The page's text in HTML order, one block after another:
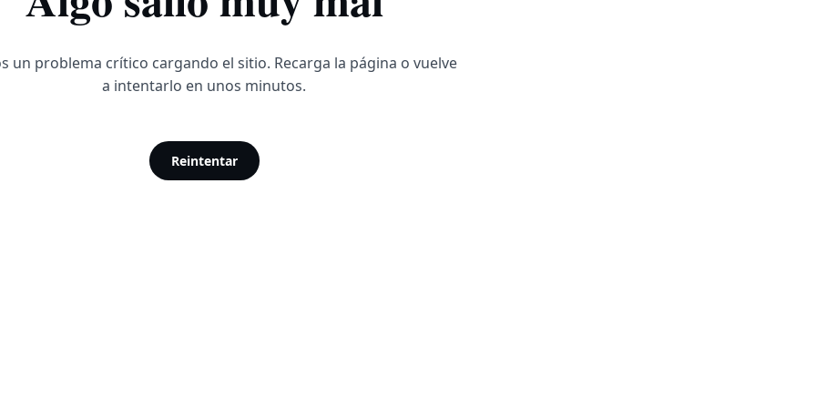
un problema crítico cargando el sitio. Recarga la página o vuelve
a intentarlo en unos minutos.
Reintentar